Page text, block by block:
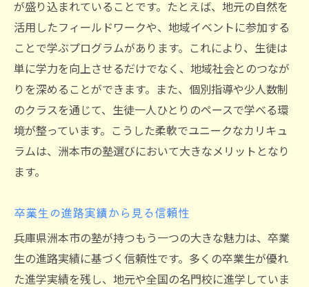
が盛り込まれていることです。たとえば、地元の自然を
活用したフィールドワークや、地域イベントに参加する
ことで学ぶプログラムがあります。これにより、生徒は
単に学力を向上させるだけでなく、地域社会とのつなが
りを深めることができます。また、個別指導や少人数制
のクラスを通じて、生徒一人ひとりのペースで学べる環
境が整っています。こうした柔軟でユニークなカリキュ
ラムは、洲本市の塾選びにおいて大きなメリットとなり
ます。
卒業生の進路実績から見る信頼性
兵庫県洲本市の塾が持つもう一つの大きな魅力は、卒業
生の進路実績に基づく信頼性です。多くの卒業生が優れ
た進学実績を残し、地元や全国の名門校に進学していま